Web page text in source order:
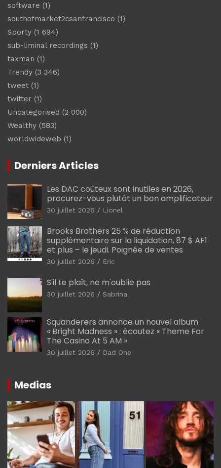
software (1)
southofmarket2csanfrancisco (1)
Sporty (1 694)
sub-liminal recordings (1)
taxman (1)
Trendy (3 346)
tweet (1)
twitter (1)
Uncategorised (2 000)
Wealthy (583)
worldwideweb (1)
Derniers Articles
Les DAC coûteux sont inutiles en 2026,
procurez-vous plutôt un bon amplificateur
30 juillet 2026 Lionel
Brooks Brothers 25 % de réduction
supplémentaire sur la liquidation, 87 $ AF1
et plus – le jeudi. Poignée de ventes
30 juillet 2026 Eric
S'il te plaît, ne m'oublie pas
30 juillet 2026 Sabrina
Squanderers annonce un nouvel album
« Bright Madness » : écoutez « Theme For
The Casino At 5 AM »
30 juillet 2026 Dad One
Medias